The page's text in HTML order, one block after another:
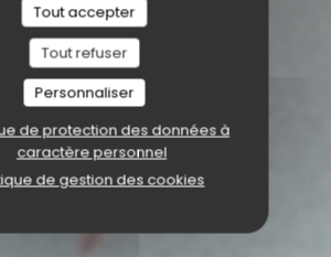
Tout accepter
Tout refuser
Personnaliser
de protection des données à
caractère personnel
de gestion des cookies